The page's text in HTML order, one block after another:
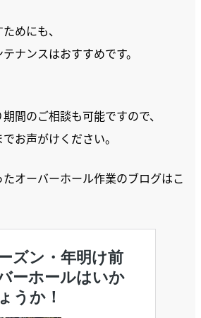
めにも、
ナンスはおすすめです。
間のご相談も可能ですので、
お声がけください。
オーバーホール作業のブログはこ